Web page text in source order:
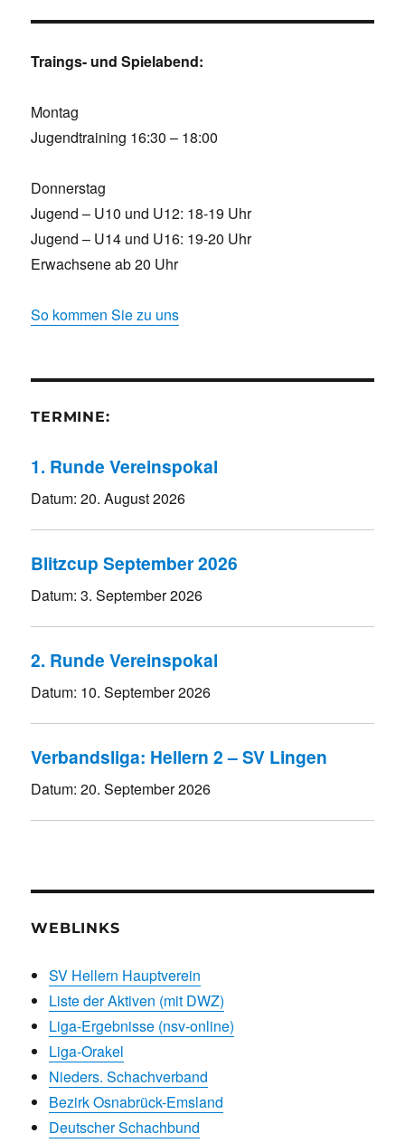
Traings- und Spielabend:
Montag
Jugendtraining 16:30 – 18:00
Donnerstag
Jugend – U10 und U12: 18-19 Uhr
Jugend – U14 und U16: 19-20 Uhr
Erwachsene ab 20 Uhr
So kommen Sie zu uns
TERMINE:
1. Runde Vereinspokal
Datum:20. August 2026
Blitzcup September 2026
Datum:3. September 2026
2. Runde Vereinspokal
Datum: 10. September 2026
Verbandsliga: Hellern 2 – SV Lingen
Datum:20. September 2026
WEBLINKS
SV Hellern Hauptverein
Liste der Aktiven (mit DWZ)
Liga-Ergebnisse (nsv-online)
Liga-Orakel
Nieders. Schachverband
Bezirk Osnabrück-Emsland
Deutscher Schachbund